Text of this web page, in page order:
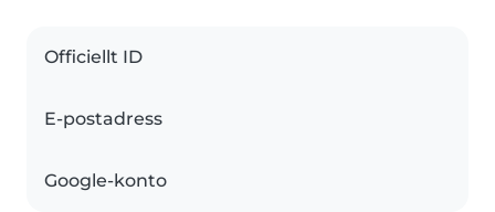
Officiellt ID
E-postadress
Google-konto